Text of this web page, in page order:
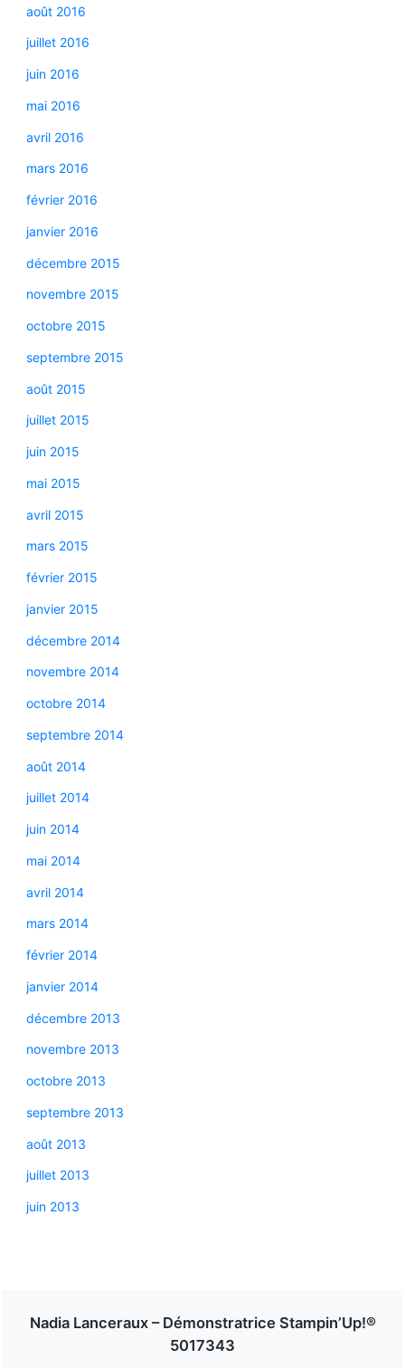
août 2016
juillet 2016
juin 2016
mai 2016
avril 2016
mars 2016
février 2016
janvier 2016
décembre 2015
novembre 2015
octobre 2015
septembre 2015
août 2015
juillet 2015
juin 2015
mai 2015
avril 2015
mars 2015
février 2015
janvier 2015
décembre 2014
novembre 2014
octobre 2014
septembre 2014
août 2014
juillet 2014
juin 2014
mai 2014
avril 2014
mars 2014
février 2014
janvier 2014
décembre 2013
novembre 2013
octobre 2013
septembre 2013
août 2013
juillet 2013
juin 2013
Nadia Lanceraux – Démonstratrice Stampin’Up!®
5017343